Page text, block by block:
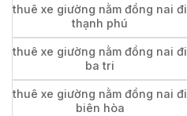
thuê xe giường nằm đồng nai đi
thạnh phú
thuê xe giường nằm đồng nai đi
ba tri
thuê xe giường nằm đồng nai đi
biên hòa